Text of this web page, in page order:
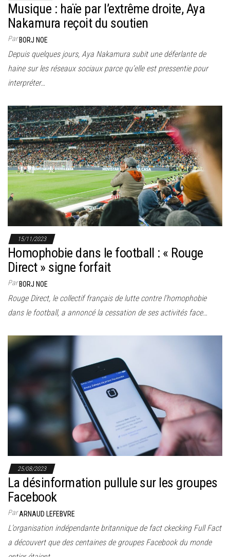
Musique : haïe par l’extrême droite, Aya
Nakamura reçoit du soutien
ParBORJ NOE
Depuis quelques jours, Aya Nakamura subit une déferlante de
haine sur les réseaux sociaux parce qu’elle est pressentie pour
interpréter…
15/11/2023
Homophobie dans le football : « Rouge
Direct » signe forfait
ParBORJ NOE
Rouge Direct, le collectif français de lutte contre l’homophobie
dans le football, a annoncé la cessation de ses activités face…
25/08/2023
La désinformation pullule sur les groupes
Facebook
ParARNAUD LEFEBVRE
L’organisation indépendante britannique de fact ckecking Full Fact
a découvert que des centaines de groupes Facebook du monde